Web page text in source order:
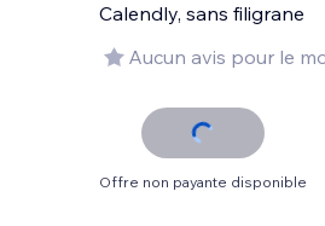
Calendly, sans filigrane
Aucun avis pour le
Offre non payante disponible